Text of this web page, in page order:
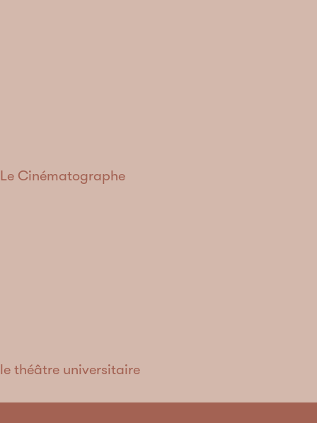
Le Cinématographe
le théâtre universitaire